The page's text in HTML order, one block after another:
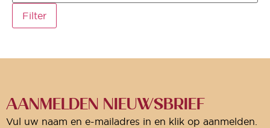
Filter
AANMELDEN NIEUWSBRIEF
Vul uw naam en e-mailadres in en klik op aanmelden.